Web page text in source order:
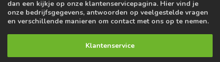
dan een kijkje op onze klantenservicepagina. Hier vind je
onze bedrijfsgegevens, antwoorden op veelgestelde vragen
en verschillende manieren om contact met ons op te nemen.
Klantenservice